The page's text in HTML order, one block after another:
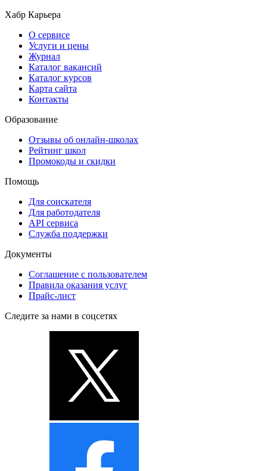
Хабр Карьера
О сервисе
Услуги и цены
Журнал
Каталог вакансий
Каталог курсов
Карта сайта
Контакты
Образование
Отзывы об онлайн-школах
Рейтинг школ
Промокоды и скидки
Помощь
Для соискателя
Для работодателя
API сервиса
Служба поддержки
Документы
Соглашение с пользователем
Правила оказания услуг
Прайс-лист
Следите за нами в соцсетях